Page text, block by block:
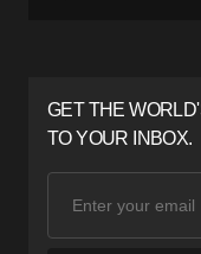
GET THE
TO YOUR INBOX.